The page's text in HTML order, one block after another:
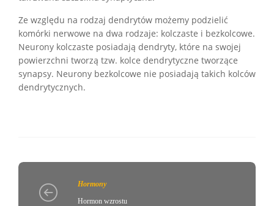
Ze względu na rodzaj dendrytów możemy podzielić
komórki nerwowe na dwa rodzaje: kolczaste i bezkolcowe.
Neurony kolczaste posiadają dendryty, które na swojej
powierzchni tworzą tzw. kolce dendrytyczne tworzące
synapsy. Neurony bezkolcowe nie posiadają takich kolców
dendrytycznych.
Hormony
Hormon wzrostu